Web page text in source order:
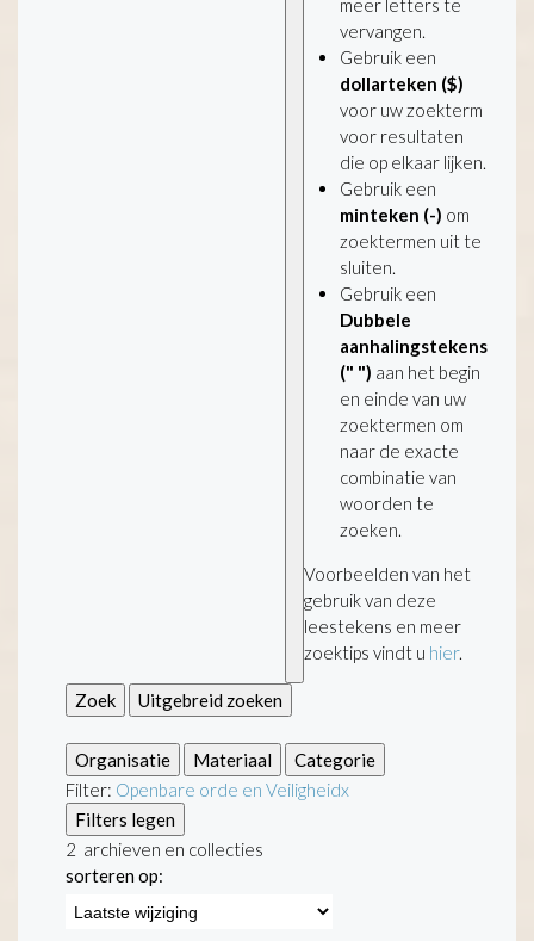
vervangen.
Gebruik een
dollarteken ($)
voor uw zoekterm
voor resultaten
die op elkaar lijken.
Gebruik een
minteken (-) om
zoektermen uit te
sluiten.
Gebruik een
Dubbele
aanhalingstekens
(" ") aan het begin
en einde van uw
zoektermen om
naar de exacte
combinatie van
woorden te
zoeken.
Voorbeelden van het
gebruik van deze
leestekens en meer
zoektips vindt u hier.
Zoek Uitgebreid zoeken
Organisatie Materiaal
Categorie
Filter: Openbare orde en Veiligheidx
Filters legen
2 archieven en collecties
sorteren op: